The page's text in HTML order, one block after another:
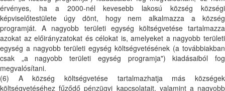
érvényes, ha a 2000-nél kevesebb lakosú község községi
képviselőtestülete úgy dönt, hogy nem alkalmazza a község
programját. A nagyobb területi egység költségvetése tartalmazza
azokat az előirányzatokat és célokat is, amelyeket a nagyobb területi
egység a nagyobb területi egység költségvetésének (a továbbiakban
csak „a nagyobb területi egység programja") kiadásaiból fog
megvalósítani.
(6) A község költségvetése tartalmazhatja más községek
költségvetéséhez fűződő pénzügyi kapcsolatait, valamint a nagyobb